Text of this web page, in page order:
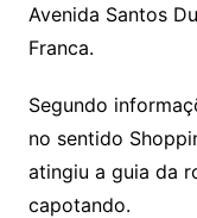
Avenida Santos
Franca.
Segundo
no sentido
atingiu a guia da
capotando.